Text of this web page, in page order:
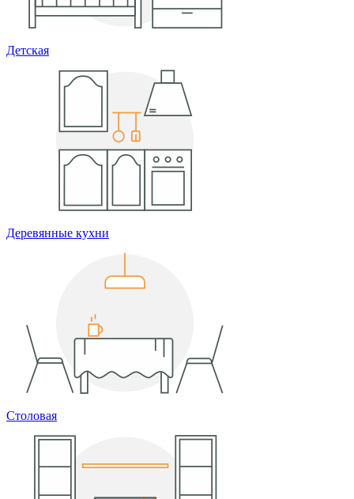
Детская
Деревянные кухни
Столовая